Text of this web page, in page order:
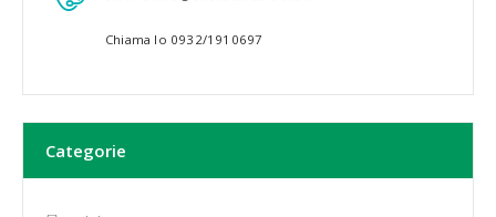
Chiama lo 0932/1910697
Categorie